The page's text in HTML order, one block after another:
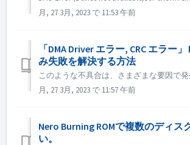
月, 27 3月, 2023 で 11:53 午前
「DMA Driver エラー, CRC エラー
み失敗を解決する方法
月, 27 3月, 2023 で 11:57 午前
Nero Burning ROMで複数のディス
い。